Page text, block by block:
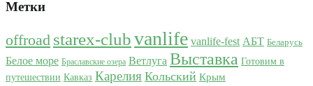
Метки
offroad starex-clubvanlife vanlife-fest АБТ Беларусь
Белое море Браславские озера Ветлуга Выставка Готовим в
путешествии Кавказ Карелия Кольский Крым